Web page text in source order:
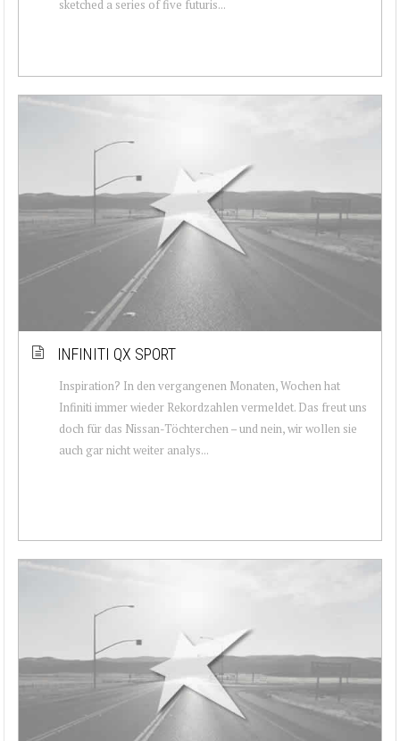
sketched a series of five futuris...
INFINITI QX SPORT
Inspiration? In den vergangenen Monaten, Wochen hat
Infiniti immer wieder Rekordzahlen vermeldet. Das freut uns
doch für das Nissan-Töchterchen – und nein, wir wollen sie
auch gar nicht weiter analys...